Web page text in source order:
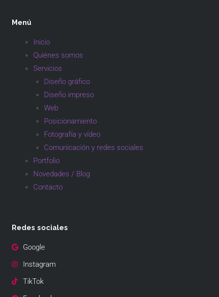
Menú
Inicio
Quiénes somos
Servicios
Diseño gráfico
Diseño impreso
Web
Posicionamiento
Fotografía y vídeo
Comunicación y redes sociales
Portfolio
Novedades / Blog
Contacto
Redes sociales
Google
Instagram
TikTok